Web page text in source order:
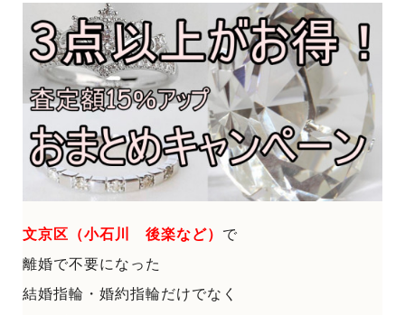
文京区（小石川 後楽など） で
離婚で不要になった
結婚指輪・婚約指輪だけでなく